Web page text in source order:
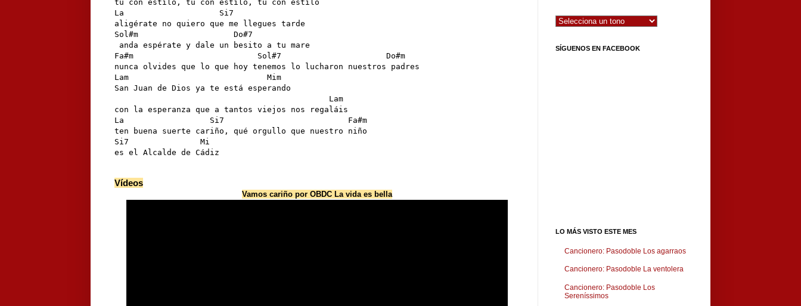
tu con estilo, tu con estilo, tu con estilo
La                    Si7
aligérate no quiero que me llegues tarde
Sol#m                    Do#7
anda espérate y dale un besito a tu mare
Fa#m                          Sol#7                      Do#m
nunca olvides que lo que hoy tenemos lo lucharon nuestros padres
Lam                             Mim
San Juan de Dios ya te está esperando
                                             Lam
con la esperanza que a tantos viejos nos regaláis
La                  Si7                          Fa#m
ten buena suerte cariño, qué orgullo que nuestro niño
Si7               Mi
es el Alcalde de Cádiz
Vídeos
Vamos cariño por OBDC La vida es bella
SÍGUENOS EN FACEBOOK
LO MÁS VISTO ESTE MES
Cancionero: Pasodoble Los agarraos
Cancionero: Pasodoble La ventolera
Cancionero: Pasodoble Los
Sereníssimos